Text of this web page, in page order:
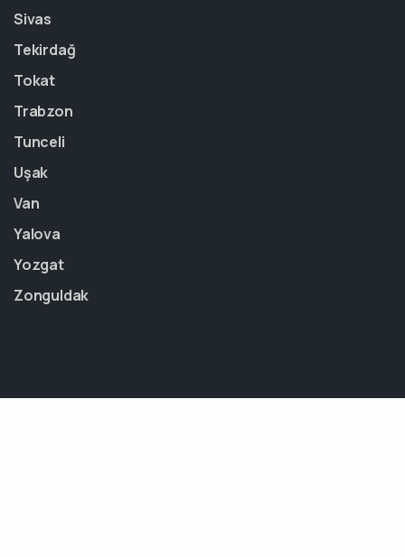
Sivas
Tekirdağ
Tokat
Trabzon
Tunceli
Uşak
Van
Yalova
Yozgat
Zonguldak